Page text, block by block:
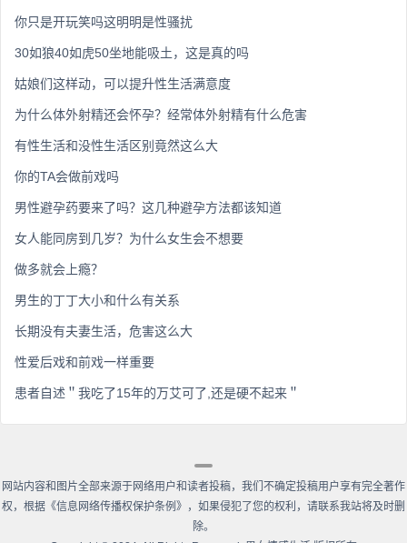
你只是开玩笑吗这明明是性骚扰
30如狼40如虎50坐地能吸土，这是真的吗
姑娘们这样动，可以提升性生活满意度
为什么体外射精还会怀孕？经常体外射精有什么危害
有性生活和没性生活区别竟然这么大
你的TA会做前戏吗
男性避孕药要来了吗？这几种避孕方法都该知道
女人能同房到几岁？为什么女生会不想要
做多就会上瘾？
男生的丁丁大小和什么有关系
长期没有夫妻生活，危害这么大
性爱后戏和前戏一样重要
患者自述＂我吃了15年的万艾可了,还是硬不起来＂
网站内容和图片全部来源于网络用户和读者投稿，我们不确定投稿用户享有完全著作
权，根据《信息网络传播权保护条例》，如果侵犯了您的权利，请联系我站将及时删
除。